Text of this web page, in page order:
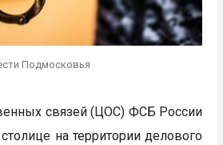
Подмосковья
связей (ЦОС) ФСБ России
на территории делового